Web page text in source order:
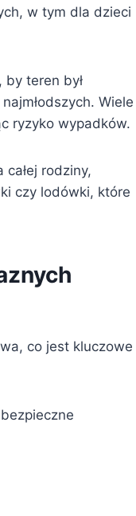
w tym dla dzieci
teren był
Wiele
ryzyko wypadków.
rodziny,
czy lodówki, które
co jest kluczowe